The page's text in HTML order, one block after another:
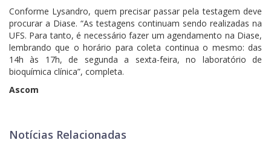
Conforme Lysandro, quem precisar passar pela testagem deve
procurar a Diase. “As testagens continuam sendo realizadas na
UFS. Para tanto, é necessário fazer um agendamento na Diase,
lembrando que o horário para coleta continua o mesmo: das
14h às 17h, de segunda a sexta-feira, no laboratório de
bioquímica clínica”, completa.
Ascom
Notícias Relacionadas